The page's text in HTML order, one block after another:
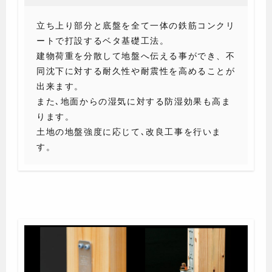
立ち上り部分と底盤を全て一体の鉄筋コンクリ
ートで打設するベタ基礎工法。
建物荷重を分散して地盤へ伝える事ができ、不
同沈下に対する耐久性や耐震性を高めることが
出来ます。
また､地面からの湿気に対する防湿効果も高ま
ります。
土地の地盤強度に応じて､改良工事を行いま
す。